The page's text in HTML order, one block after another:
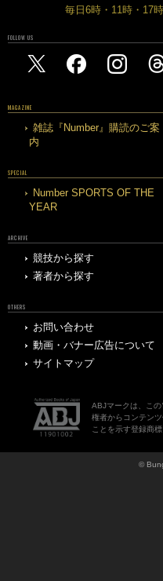
毎日6時・11時・17
FOLLOW US
MAGAZINE
雑誌『Number』購読のご案
内
SPECIAL
Number SPORTS OF THE
YEAR
ARCHIVE
競技から探す
著者から探す
OTHERS
お問い合わせ
動画・バナー広告について
サイトマップ
ABJマークは、こ
権者からコンテン
ことを示す登録商
©